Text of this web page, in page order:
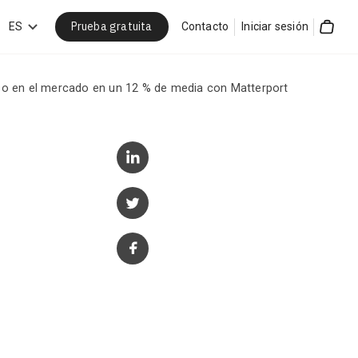
ES Prueba gratuita Contacto Iniciar sesión
en el mercado en un 12 % de media con Matterport